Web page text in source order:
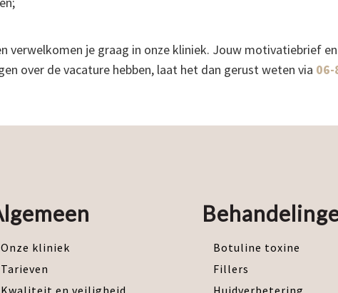
verwelkomen je graag in onze kliniek. Jouw motivatiebrief
over de vacature hebben, laat het dan gerust weten via 06-
Onze kliniek
Tarieven
Kwaliteit en veiligheid
Botuline toxine
Fillers
Huidverbetering